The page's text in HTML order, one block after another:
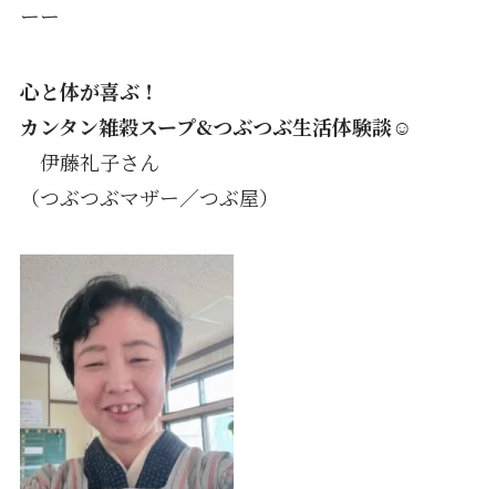
ーー
心と体が喜ぶ！
カンタン雑穀スープ&つぶつぶ生活体験談☺️
伊藤礼子さん
（つぶつぶマザー／つぶ屋）